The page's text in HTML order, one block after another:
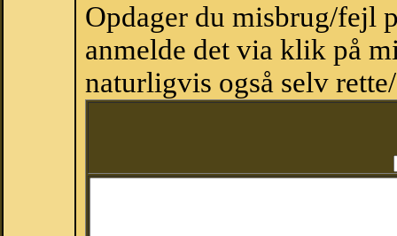
Opdager du misbrug/fejl
anmelde det via klik på
naturligvis også selv